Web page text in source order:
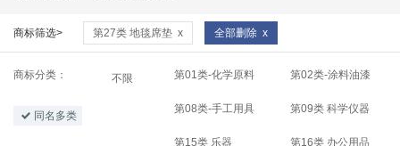
商标筛选> 第27类 地毯席垫 x 全部删除 x
商标分类：
同名多类
不限 第01类-化学原料 第02类-涂料油漆
第08类-手工用具 第09类 科学仪器
第15类 乐器 第16类 办公用品